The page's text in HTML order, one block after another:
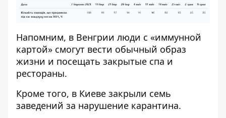
Напомним, в Венгрии люди с «иммунной
картой» смогут вести обычный образ
жизни и посещать закрытые спа и
рестораны.
Кроме того, в Киеве закрыли семь
заведений за нарушение карантина.